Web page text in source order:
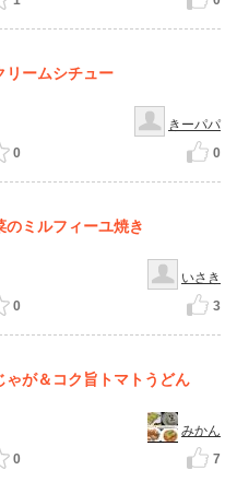
リームシチュー
きーパパ
0 0
のミルフィーユ焼き
いさき
0 3
ゃが＆コク旨トマトうどん
みかん
0 7